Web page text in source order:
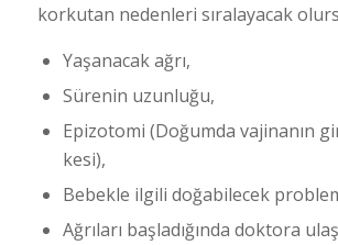
korkutan nedenleri sıralayacak
Yaşanacak ağrı,
Sürenin uzunluğu,
Epizotomi (Doğumda vajinanın
kesi),
Bebekle ilgili doğabilecek
Ağrıları başladığında doktora